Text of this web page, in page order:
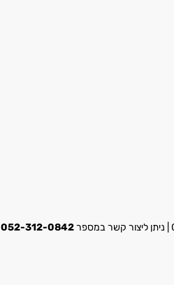
052-312-0842